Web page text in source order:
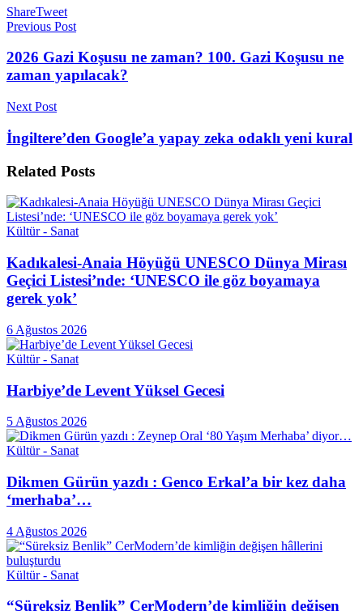
ShareTweet
Previous Post
2026 Gazi Koşusu ne zaman? 100. Gazi Koşusu ne
zaman yapılacak?
Next Post
İngiltere’den Google’a yapay zeka odaklı yeni kural
Related Posts
Kültür - Sanat
Kadıkalesi-Anaia Höyüğü UNESCO Dünya Mirası
Geçici Listesi’nde: ‘UNESCO ile göz boyamaya
gerek yok’
6 Ağustos 2026
Kültür - Sanat
Harbiye’de Levent Yüksel Gecesi
5 Ağustos 2026
Kültür - Sanat
Dikmen Gürün yazdı : Genco Erkal’a bir kez daha
‘merhaba’…
4 Ağustos 2026
Kültür - Sanat
“Süreksiz Benlik” CerModern’de kimliğin değişen